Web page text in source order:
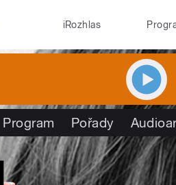
iRozhlas
Program Pořady